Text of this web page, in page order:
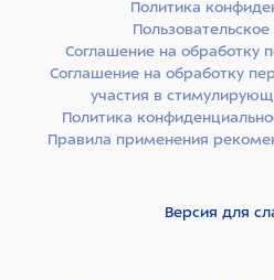
Политика
Соглашение на обработку
Соглашение на обработку
участия в
Политика
Правила применения
Версия для